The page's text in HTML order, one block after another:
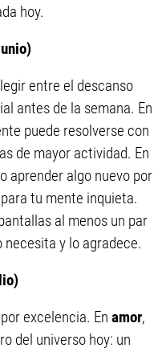
hoy.
entre el descanso
antes de la semana. En
puede resolverse con
de mayor actividad. En
aprender algo nuevo por
tu mente inquieta.
al menos un par
necesita y lo agradece.
excelencia. En amor,
del universo hoy: un